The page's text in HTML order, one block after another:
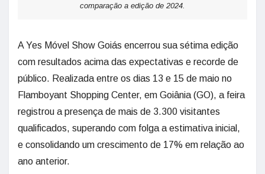
comparação a edição de 2024.
A Yes Móvel Show Goiás encerrou sua sétima edição
com resultados acima das expectativas e recorde de
público. Realizada entre os dias 13 e 15 de maio no
Flamboyant Shopping Center, em Goiânia (GO), a feira
registrou a presença de mais de 3.300 visitantes
qualificados, superando com folga a estimativa inicial,
e consolidando um crescimento de 17% em relação ao
ano anterior.